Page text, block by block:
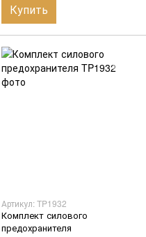
Купить
Артикул: TP1932
Комплект силового
предохранителя